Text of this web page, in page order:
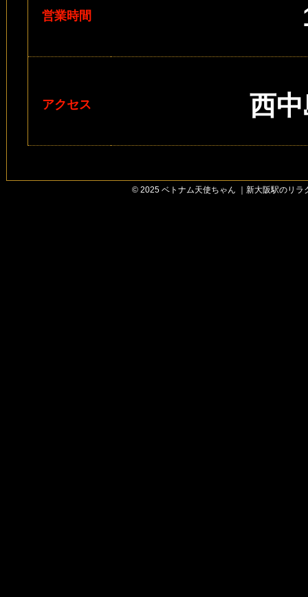
営業時間
アクセス 西
© 2025 ベトナム天使ちゃん ｜新大阪駅のリ